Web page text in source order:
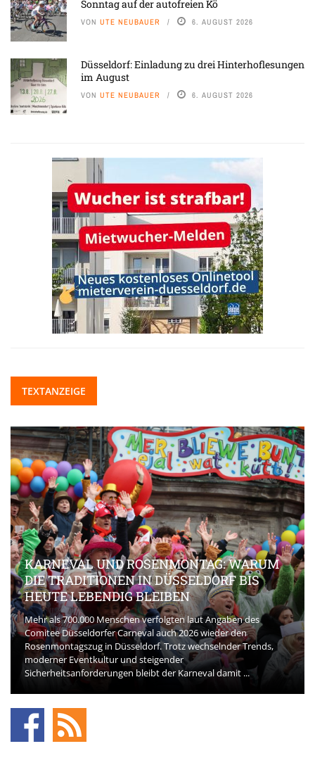
Sonntag auf der autofreien Kö
VON UTE NEUBAUER 6. AUGUST 2026
Düsseldorf: Einladung zu drei Hinterhoflesungen
im August
VON UTE NEUBAUER 6. AUGUST 2026
TEXTANZEIGE
KARNEVAL UND ROSENMONTAG: WARUM
DIE TRADITIONEN IN DÜSSELDORF BIS
HEUTE LEBENDIG BLEIBEN
Mehr als 700.000 Menschen verfolgten laut Angaben des
Comitee Düsseldorfer Carneval auch 2026 wieder den
Rosenmontagszug in Düsseldorf. Trotz wechselnder Trends,
moderner Eventkultur und steigender
Sicherheitsanforderungen bleibt der Karneval damit ...